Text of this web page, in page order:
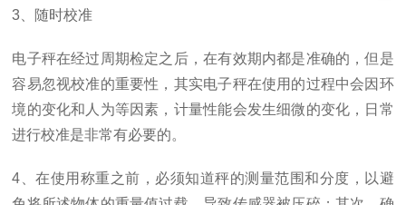
3 、随时校准
电子秤在经过周期检定之后，在有效期内都是准确的，但是
容易忽视校准的重要性，其实电子秤在使用的过程中会因环
境的变化和人为等因素，计量性能会发生细微的变化，日常
进行校准是非常有必要的。
4 、在使用称重之前，必须知道秤的测量范围和分度，以避